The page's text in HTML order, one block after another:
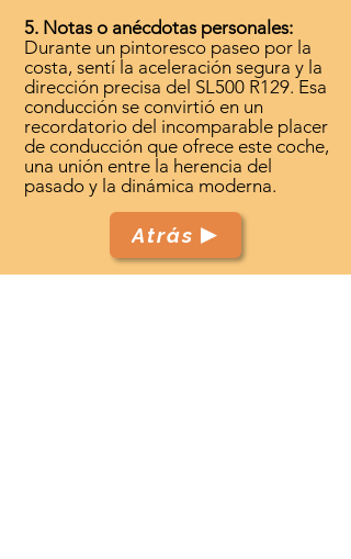
5. Notas o anécdotas personales:
Durante un pintoresco paseo por la
costa, sentí la aceleración segura y la
dirección precisa del SL500 R129. Esa
conducción se convirtió en un
recordatorio del incomparable placer
de conducción que ofrece este coche,
una unión entre la herencia del
pasado y la dinámica moderna.
Atrás